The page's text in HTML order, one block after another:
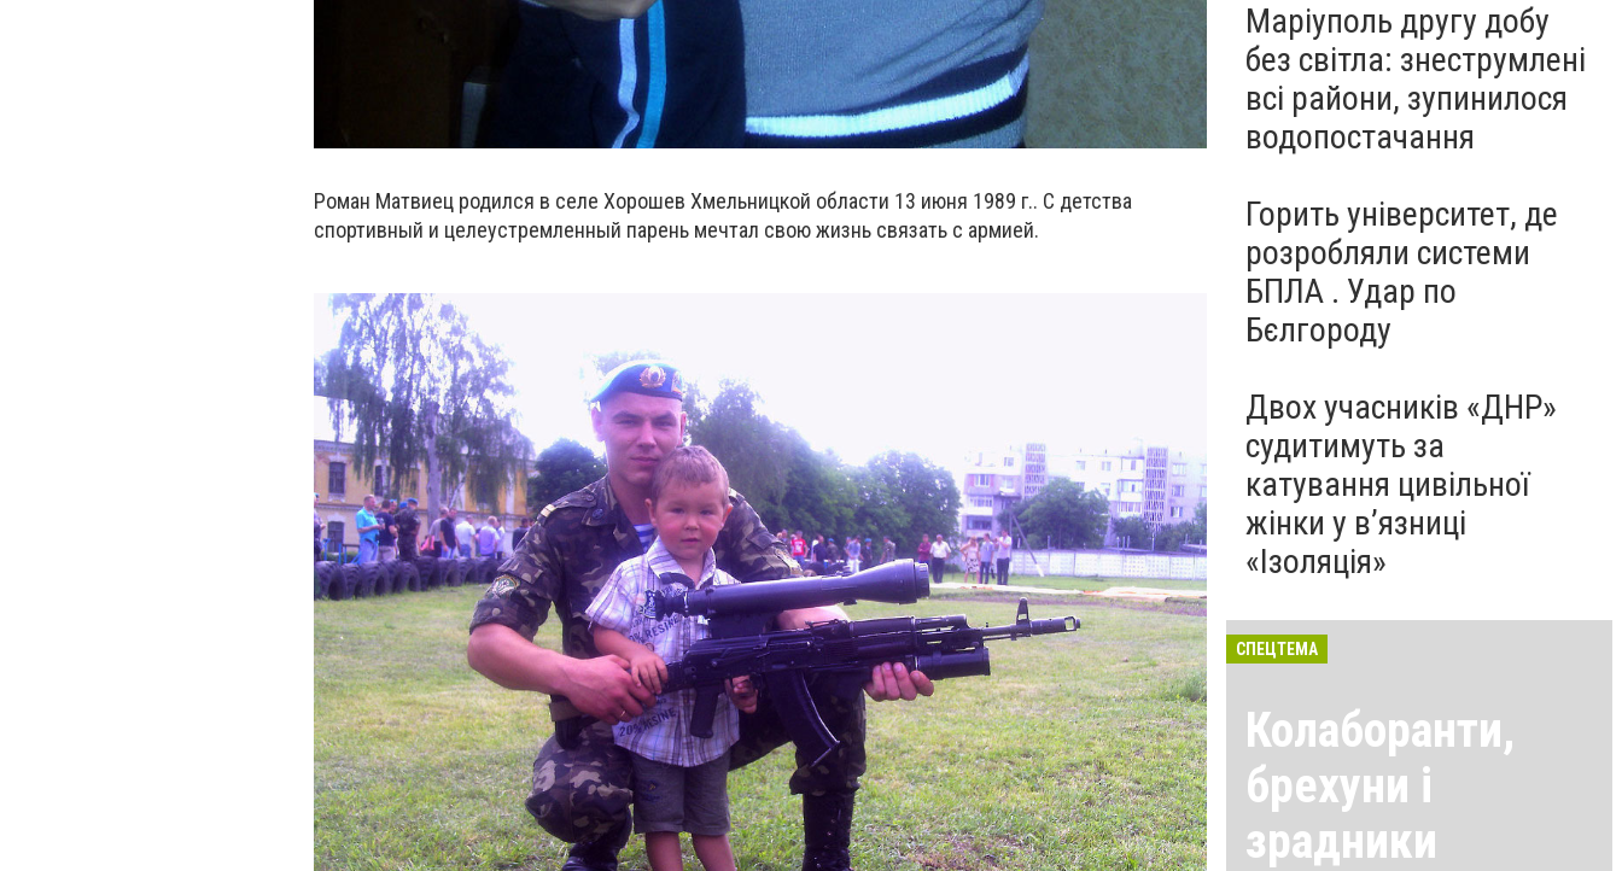
Роман Матвиец родился в селе Хорошев Хмельницкой области 13 июня 1989 г.. С детства
спортивный и целеустремленный парень мечтал свою жизнь связать с армией.
Маріуполь другу добу
без світла: знеструмлені
всі райони, зупинилося
водопостачання
Горить університет, де
розробляли системи
БПЛА . Удар по
Бєлгороду
Двох учасників «ДНР»
судитимуть за
катування цивільної
жінки у в’язниці
«Ізоляція»
СПЕЦТЕМА
Колаборанти,
брехуни і
зрадники